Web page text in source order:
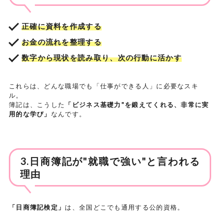
正確に資料を作成する
お金の流れを整理する
数字から現状を読み取り、次の行動に活かす
これらは、どんな職場でも「仕事ができる人」に必要なスキ
ル。
簿記は、こうした 「ビジネス基礎力"を鍛えてくれる、非常に実
用的な学び」 なんです。
3.日商簿記が"就職で強い"と言われる
理由
「日商簿記検定」 は、全国どこでも通用する公的資格。